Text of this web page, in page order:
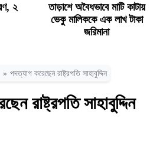
২
তাড়াশে অবৈধভাবে মাটি কাটায়
ভেকু মালিককে এক লাখ টাকা
জরিমানা
» পদত্যাগ করেছেন রাষ্ট্রপতি সাহাবুদ্দিন
রাষ্ট্রপতি সাহাবুদ্দিন